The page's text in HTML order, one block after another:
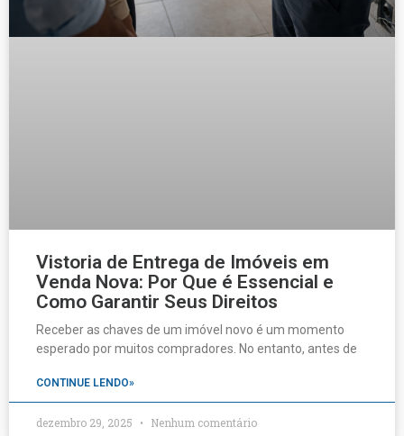
Vistoria de Entrega de Imóveis em
Venda Nova: Por Que é Essencial e
Como Garantir Seus Direitos
Receber as chaves de um imóvel novo é um momento
esperado por muitos compradores. No entanto, antes de
CONTINUE LENDO»
dezembro 29, 2025 Nenhum comentário